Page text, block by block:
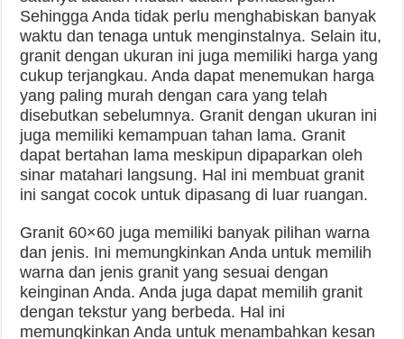
Sehingga Anda tidak perlu menghabiskan banyak
waktu dan tenaga untuk menginstalnya. Selain itu,
granit dengan ukuran ini juga memiliki harga yang
cukup terjangkau. Anda dapat menemukan harga
yang paling murah dengan cara yang telah
disebutkan sebelumnya. Granit dengan ukuran ini
juga memiliki kemampuan tahan lama. Granit
dapat bertahan lama meskipun dipaparkan oleh
sinar matahari langsung. Hal ini membuat granit
ini sangat cocok untuk dipasang di luar ruangan.
Granit 60×60 juga memiliki banyak pilihan warna
dan jenis. Ini memungkinkan Anda untuk memilih
warna dan jenis granit yang sesuai dengan
keinginan Anda. Anda juga dapat memilih granit
dengan tekstur yang berbeda. Hal ini
memungkinkan Anda untuk menambahkan kesan